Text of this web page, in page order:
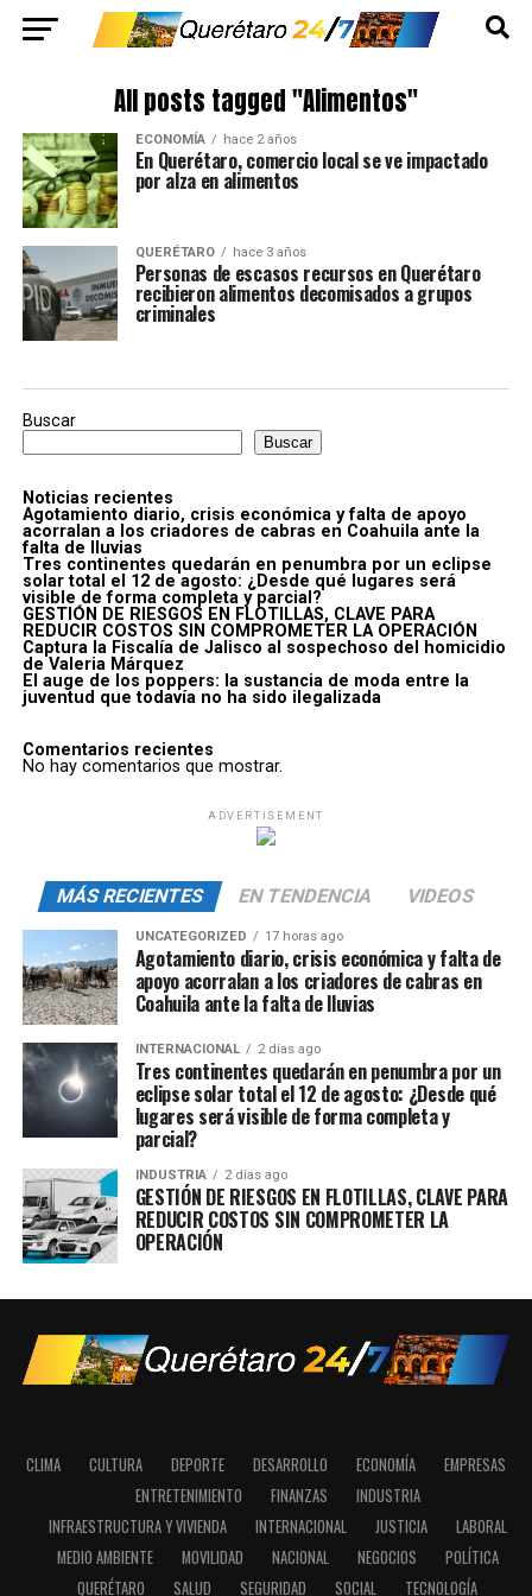
All posts tagged "Alimentos"
ECONOMÍA hace 2 años
En Querétaro, comercio local se ve impactado
por alza en alimentos
QUERÉTARO hace 3 años
Personas de escasos recursos en Querétaro
recibieron alimentos decomisados a grupos
criminales
Buscar
Buscar
Noticias recientes
Agotamiento diario, crisis económica y falta de apoyo
acorralan a los criadores de cabras en Coahuila ante la
falta de lluvias
Tres continentes quedarán en penumbra por un eclipse
solar total el 12 de agosto: ¿Desde qué lugares será
visible de forma completa y parcial?
GESTIÓN DE RIESGOS EN FLOTILLAS, CLAVE PARA
REDUCIR COSTOS SIN COMPROMETER LA OPERACIÓN
Captura la Fiscalía de Jalisco al sospechoso del homicidio
de Valeria Márquez
El auge de los poppers: la sustancia de moda entre la
juventud que todavía no ha sido ilegalizada
Comentarios recientes
No hay comentarios que mostrar.
ADVERTISEMENT
MÁS RECIENTES EN TENDENCIA VIDEOS
UNCATEGORIZED 17 horas ago
Agotamiento diario, crisis económica y falta de
apoyo acorralan a los criadores de cabras en
Coahuila ante la falta de lluvias
INTERNACIONAL 2 días ago
Tres continentes quedarán en penumbra por un
eclipse solar total el 12 de agosto: ¿Desde qué
lugares será visible de forma completa y
parcial?
INDUSTRIA 2 días ago
GESTIÓN DE RIESGOS EN FLOTILLAS, CLAVE PARA
REDUCIR COSTOS SIN COMPROMETER LA
OPERACIÓN
CLIMA CULTURA DEPORTE DESARROLLO ECONOMÍA
EMPRESAS
ENTRETENIMIENTO
FINANZAS
INDUSTRIA
INFRAESTRUCTURA Y VIVIENDA
INTERNACIONAL JUSTICIA
LABORAL
MEDIO AMBIENTE
MOVILIDAD NACIONAL NEGOCIOS
POLÍTICA
QUERÉTARO
SALUD SEGURIDAD SOCIAL TECNOLOGÍA